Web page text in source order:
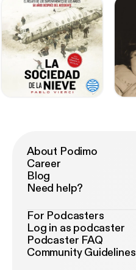
About Podimo
Career
Blog
Need help?
For Podcasters
Log in as podcaster
Podcaster FAQ
Community Guidelines